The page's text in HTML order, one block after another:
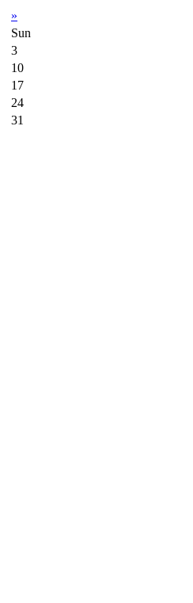
»
Sun
3
10
17
24
31